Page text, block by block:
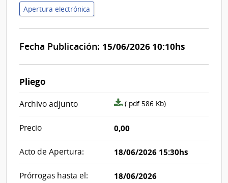
Apertura electrónica
Fecha Publicación: 15/06/2026 10:10hs
Pliego
Archivo adjunto
archivo
(.pdf 586 Kb)
Precio 0,00
Acto de Apertura: 18/06/2026 15:30hs
Prórrogas hasta el: 18/06/2026